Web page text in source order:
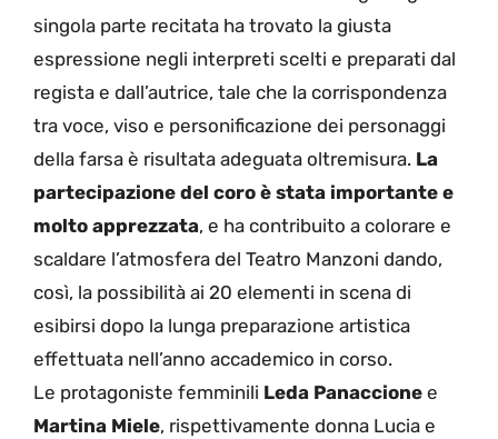
singola parte recitata ha trovato la giusta
espressione negli interpreti scelti e preparati dal
regista e dall’autrice, tale che la corrispondenza
tra voce, viso e personificazione dei personaggi
della farsa è risultata adeguata oltremisura. La
partecipazione del coro è stata importante e
molto apprezzata, e ha contribuito a colorare e
scaldare l’atmosfera del Teatro Manzoni dando,
così, la possibilità ai 20 elementi in scena di
esibirsi dopo la lunga preparazione artistica
effettuata nell’anno accademico in corso.
Le protagoniste femminili Leda Panaccione e
Martina Miele, rispettivamente donna Lucia e